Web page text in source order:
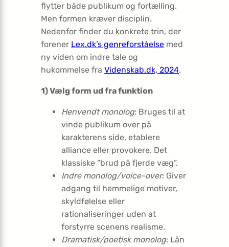
flytter både publikum og fortælling.
Men formen kræver disciplin.
Nedenfor finder du konkrete trin, der
forener Lex.dk’s genreforståelse med
ny viden om indre tale og
hukommelse fra Videnskab.dk, 2024.
1) Vælg form ud fra funktion
Henvendt monolog: Bruges til at
vinde publikum over på
karakterens side, etablere
alliance eller provokere. Det
klassiske “brud på fjerde væg”.
Indre monolog/voice-over: Giver
adgang til hemmelige motiver,
skyldfølelse eller
rationaliseringer uden at
forstyrre scenens realisme.
Dramatisk/poetisk monolog: Lån